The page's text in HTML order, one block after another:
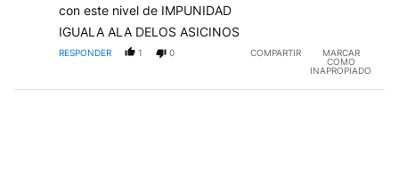
con este nivel de IMPUNIDAD
IGUALA ALA DELOS ASICINOS
RESPONDER 1 0 COMPARTIR
MARCAR
COMO
INAPROPIADO